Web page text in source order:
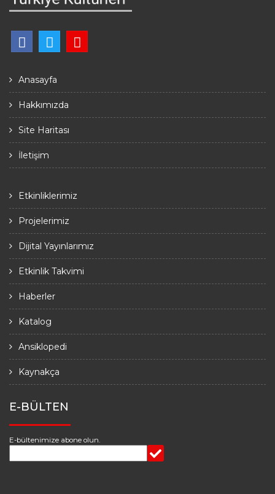
Anasayfa
Hakkımızda
Site Haritası
İletişim
Etkinliklerimiz
Projelerimiz
Dijital Yayınlarımız
Etkinlik Takvimi
Haberler
Katalog
Ansiklopedi
Kaynakça
E-BÜLTEN
E-bültenimize abone olun.